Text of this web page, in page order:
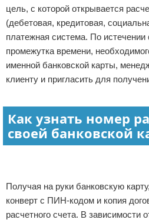
цель, с которой открывается
(дебетовая, кредитовая,
платежная система. По истечении
промежутка времени,
именной банковской карты,
клиенту и пригласить для
Как узнать номер
своей банковской
Получая на руки банковскую
конверт с ПИН-кодом и копия
расчетного счета. В зависимости